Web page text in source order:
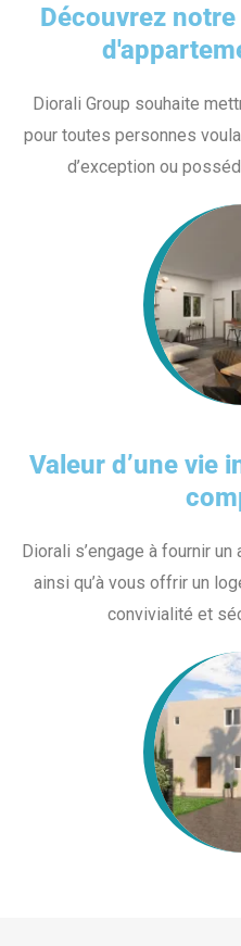
Découvrez
Diorali Group souhaite
pour toutes personnes
d’exception ou
Valeur d’une vie
Diorali s’engage à fournir
ainsi qu’à vous offrir un
convivialité et